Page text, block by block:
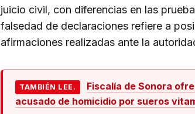
juicio civil, con diferencias en las
falsedad de declaraciones refiere a
afirmaciones realizadas ante la
TAMBIÉN LEE.
Fiscalía de Sonora
acusado de homicidio por sueros